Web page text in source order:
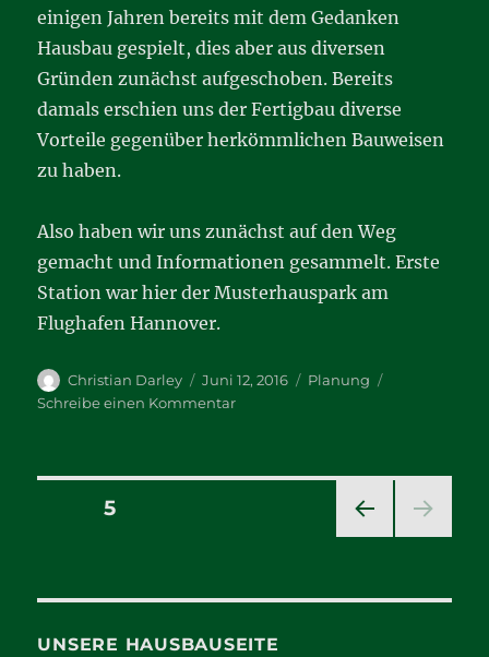
einigen Jahren bereits mit dem Gedanken
Hausbau gespielt, dies aber aus diversen
Gründen zunächst aufgeschoben. Bereits
damals erschien uns der Fertigbau diverse
Vorteile gegenüber herkömmlichen Bauweisen
zu haben.
Also haben wir uns zunächst auf den Weg
gemacht und Informationen gesammelt. Erste
Station war hier der Musterhauspark am
Flughafen Hannover.
Autor
Christian Darley
Veröffentlicht
am
Juni 12, 2016 Kategorien
Planung
Schreibe einen Kommentarzu
Seitennummerierung
Beiträge
SEIT
SEITE5
UNSERE HAUSBAUSEITE